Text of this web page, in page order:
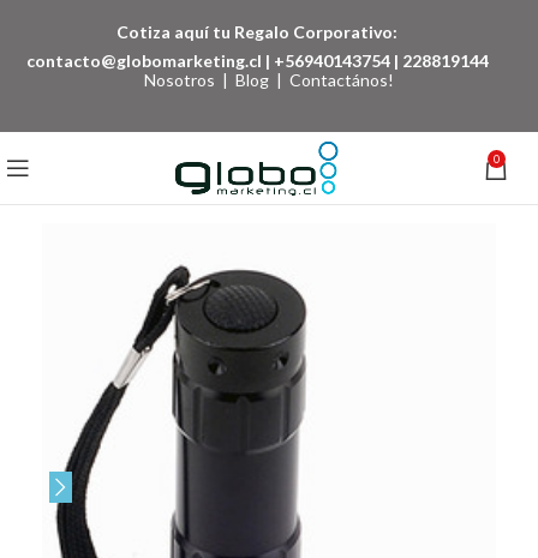
Cotiza aquí tu Regalo Corporativo:
contacto@globomarketing.cl | +56940143754 | 228819144
Nosotros | Blog | Contactános!
0